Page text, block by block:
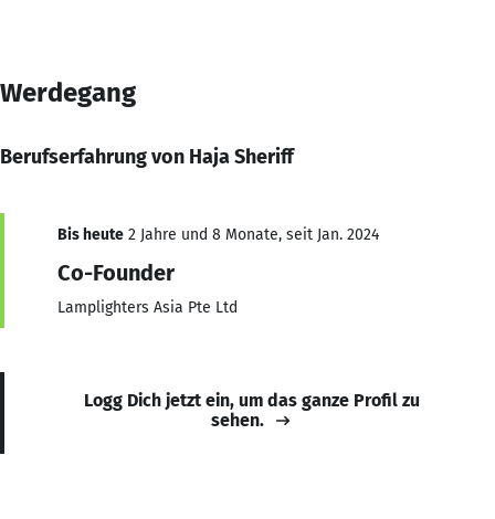
Werdegang
Berufserfahrung von Haja Sheriff
Bis heute 2 Jahre und 8 Monate, seit Jan. 2024
Co-Founder
Lamplighters Asia Pte Ltd
Logg Dich jetzt ein, um das ganze Profil zu
sehen.